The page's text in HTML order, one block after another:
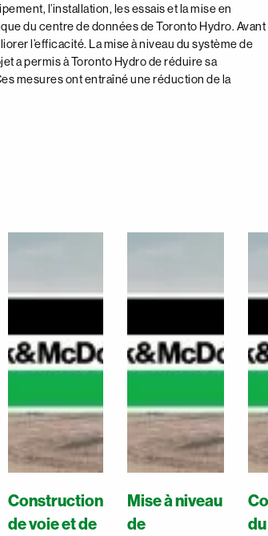
l’installation, les essais et la mise en
du centre de données de Toronto Hydro. Avant
l’efficacité. La mise à niveau du système de
a permis à Toronto Hydro de réduire sa
mesures ont entraîné une réduction de la
Construction
de voie et de
Mise à niveau
de